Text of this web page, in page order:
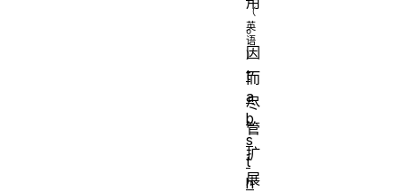
。
因
而
尽
管
扩
展
t
a
b
s
t
h